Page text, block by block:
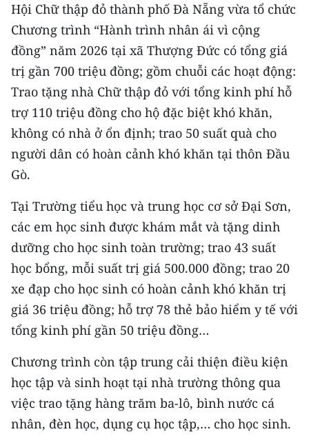
Hội Chữ thập đỏ thành phố Đà Nẵng vừa tổ chức
Chương trình “Hành trình nhân ái vì cộng
đồng” năm 2026 tại xã Thượng Đức có tổng giá
trị gần 700 triệu đồng; gồm chuỗi các hoạt động:
Trao tặng nhà Chữ thập đỏ với tổng kinh phí hỗ
trợ 110 triệu đồng cho hộ đặc biệt khó khăn,
không có nhà ở ổn định; trao 50 suất quà cho
người dân có hoàn cảnh khó khăn tại thôn Đầu
Gò.
Tại Trường tiểu học và trung học cơ sở Đại Sơn,
các em học sinh được khám mắt và tặng dinh
dưỡng cho học sinh toàn trường; trao 43 suất
học bổng, mỗi suất trị giá 500.000 đồng; trao 20
xe đạp cho học sinh có hoàn cảnh khó khăn trị
giá 36 triệu đồng; hỗ trợ 78 thẻ bảo hiểm y tế với
tổng kinh phí gần 50 triệu đồng…
Chương trình còn tập trung cải thiện điều kiện
học tập và sinh hoạt tại nhà trường thông qua
việc trao tặng hàng trăm ba-lô, bình nước cá
nhân, đèn học, dụng cụ học tập,… cho học sinh.